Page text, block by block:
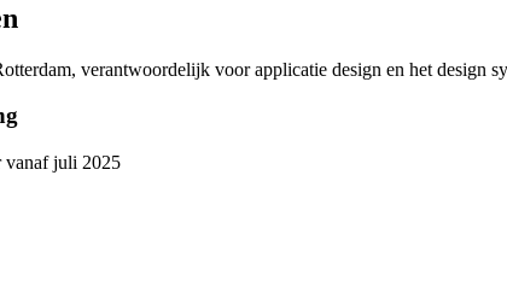
verantwoordelijk voor applicatie design en het design
vanaf juli 2025